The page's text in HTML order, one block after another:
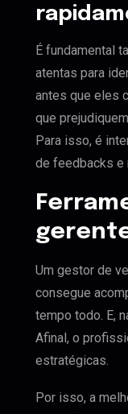
É fundamental
atentas para
antes que eles
que
Para isso, é
de feedbacks e
Um gestor de
consegue
tempo todo. E,
Afinal, o
estratégicas.
Por isso, a